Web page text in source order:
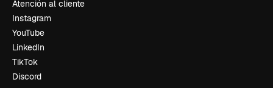
Atención al cliente
Instagram
YouTube
LinkedIn
TikTok
Discord